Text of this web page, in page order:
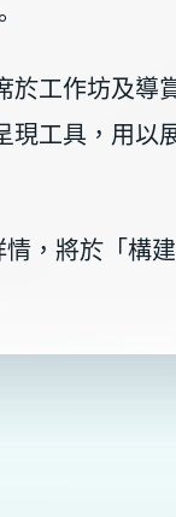
於工作坊及
現工具，用以
，將於「構